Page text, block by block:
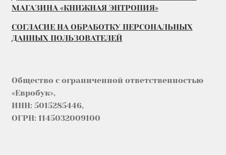
МАГАЗИНА «КНИЖНАЯ ЭНТРОПИЯ»
СОГЛАСИЕ НА ОБРАБОТКУ ПЕРСОНАЛЬНЫХ
ДАННЫХ ПОЛЬЗОВАТЕЛЕЙ
Общество с ограниченной ответственностью
«Евробук»,
ИНН: 5015285446,
ОГРН: 1145032009100